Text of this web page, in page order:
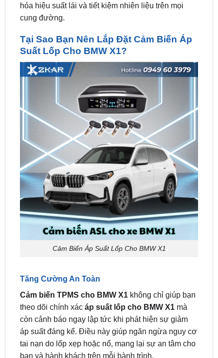
Tại Sao Bạn Nên Lắp Đặt Cảm Biến Áp
Cảm Biến Áp Suất Lốp Cho BMW X1
Tăng Cường An Toàn
theo dõi chính xácáp suất lốp cho BMW X1
còn cảnh báo ngay lập tức khi phát hiện sự giảm
áp suất đáng kể. Điều này giúp ngăn ngừa nguy cơ
tai nạn do lốp xẹp hoặc nổ, mang lại sự an tâm cho
bạn và hành khách trên mỗi hành trình.
Tiết Kiệm Nhiên Liệu